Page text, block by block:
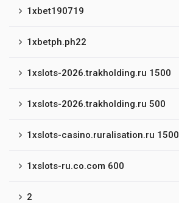
1xbet190719
1xbetph.ph22
1xslots-2026.trakholding.ru 1500
1xslots-2026.trakholding.ru 500
1xslots-casino.ruralisation.ru 1500
1xslots-ru.co.com 600
2